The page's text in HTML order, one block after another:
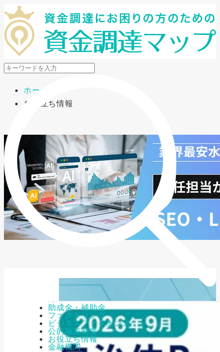
メニューを開閉
助成金・補助金
ファクタリング
ビジネスファイナンス
公的融資制度
お役立ち情報
金融機関
ホーム
お役立ち情報